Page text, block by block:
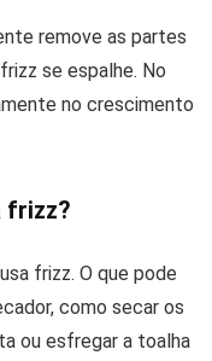
remove as partes
se espalhe. No
no crescimento
frizz?
frizz. O que pode
como secar os
ou esfregar a toalha